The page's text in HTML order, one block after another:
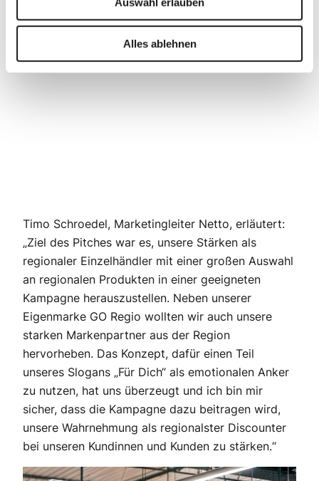
Alles ablehnen
den Bereichen OOH, POS, Prospekt
und App
Timo Schroedel, Marketingleiter Netto, erläutert:
„Ziel des Pitches war es, unsere Stärken als
regionaler Einzelhändler mit einer großen Auswahl
an regionalen Produkten in einer geeigneten
Kampagne herauszustellen. Neben unserer
Eigenmarke GO Regio wollten wir auch unsere
starken Markenpartner aus der Region
hervorheben. Das Konzept, dafür einen Teil
unseres Slogans „Für Dich“ als emotionalen Anker
zu nutzen, hat uns überzeugt und ich bin mir
sicher, dass die Kampagne dazu beitragen wird,
unsere Wahrnehmung als regionalster Discounter
bei unseren Kundinnen und Kunden zu stärken.“